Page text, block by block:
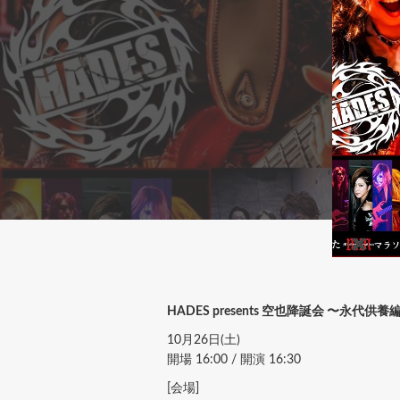
HADES presents 空也降誕会 〜永代供養
10月26日(土)
開場 16:00 / 開演 16:30
[会場]